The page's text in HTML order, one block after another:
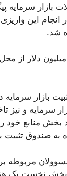
بازار
انجام این
شد.
پیش از این دولت مصوب کرده
سرمایه و
منابع خود
صندوق تثبیت
مربوطه
نخست یک